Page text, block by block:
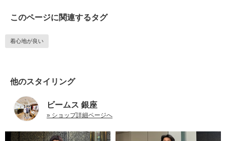
このページに関連するタグ
着心地が良い
他のスタイリング
ビームス 銀座
» ショップ詳細ページへ